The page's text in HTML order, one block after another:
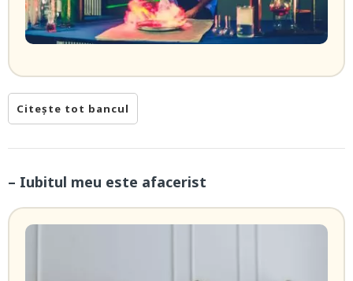
Citește tot bancul
– Iubitul meu este afacerist